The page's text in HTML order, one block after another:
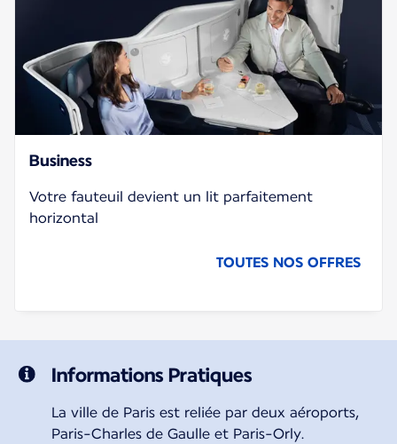
Business
Votre fauteuil devient un lit parfaitement
horizontal
TOUTES NOS OFFRES
Informations Pratiques
La ville de Paris est reliée par deux aéroports,
Paris-Charles de Gaulle et Paris-Orly.